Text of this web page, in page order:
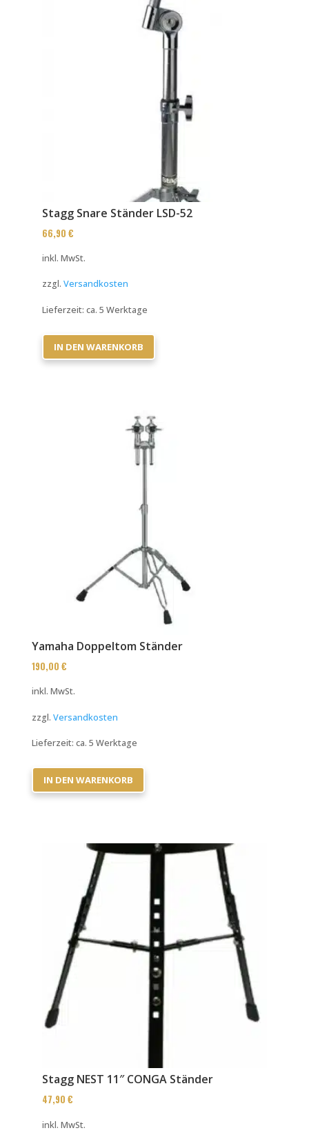
Stagg Snare Ständer LSD-52
66,90 €
inkl. MwSt.
zzgl. Versandkosten
Lieferzeit: ca. 5 Werktage
IN DEN WARENKORB
Yamaha Doppeltom Ständer
190,00€
inkl. MwSt.
zzgl.Versandkosten
Lieferzeit:ca. 5 Werktage
IN DEN WARENKORB
Stagg NEST 11″ CONGA Ständer
47,90 €
inkl. MwSt.